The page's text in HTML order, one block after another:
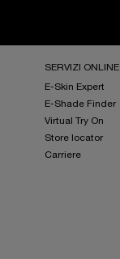
SERVIZI ONLINE
E-Skin Expert
E-Shade Finder
Virtual Try On
Store locator
Carriere